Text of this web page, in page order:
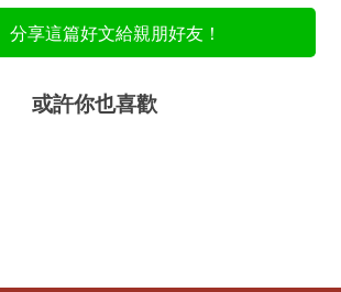
分享這篇好文給親朋好友！
或許你也喜歡